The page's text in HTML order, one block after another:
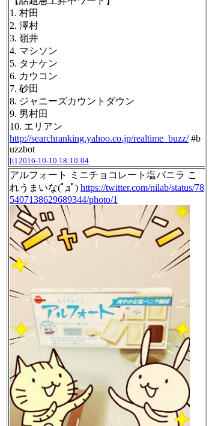
1. 村田
2. 澤村
3. 嶺井
4. マシソン
5. タナケン
6. カウコン
7. 砂田
8. ジャニーズカウントダウン
9. 男村田
10. エリアン
http://searchranking.yahoo.co.jp/realtime_buzz/#b
uzzbot
[t] 2016-10-10 18:10:04
アルフォート ミニチョコレート塩バニラ こ
れうまいな(ﾟдﾟ) https://twitter.com/nilab/status/78
5407138629689344/photo/1